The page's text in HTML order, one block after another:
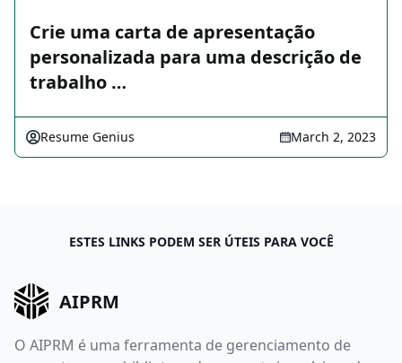
Crie uma carta de apresentação
personalizada para uma descrição de
trabalho …
Resume Genius March 2, 2023
ESTES LINKS PODEM SER ÚTEIS PARA VOCÊ
AIPRM
O AIPRM é uma ferramenta de gerenciamento de